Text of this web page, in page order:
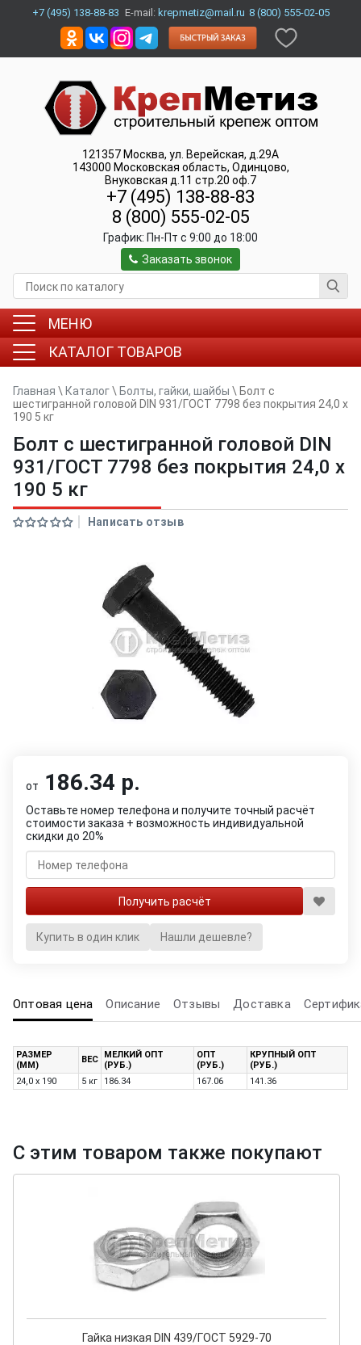
+7 (495) 138-88-83 E-mail: krepmetiz@mail.ru 8 (800) 555-02-05
121357 Москва, ул. Верейская, д.29А
143000 Московская область, Одинцово,
Внуковская д.11 стр.20 оф.7
+7 (495) 138-88-83
8 (800) 555-02-05
График: Пн-Пт c 9:00 до 18:00
Заказать звонок
МЕНЮ
КАТАЛОГ ТОВАРОВ
Главная \ Каталог\ Болты, гайки, шайбы \ Болт с
шестигранной головой DIN 931/ГОСТ 7798 без покрытия 24,0 х
190 5 кг
Болт с шестигранной головой DIN
931/ГОСТ 7798 без покрытия 24,0 х
190 5 кг
Написать отзыв
от 186.34 р.
Оставьте номер телефона и получите точный расчёт
стоимости заказа + возможность индивидуальной
скидки до 20%
Купить в один клик Нашли дешевле?
Оптовая цена Описание Отзывы Доставка
РАЗМЕР
(ММ)
ВЕС
МЕЛКИЙ ОПТ
(РУБ.)
ОПТ
(РУБ.)
КРУПНЫЙ ОПТ
(РУБ.)
24,0 х 190
5 кг 186.34 167.06 141.36
С этим товаром также покупают
Гайка низкая DIN 439/ГОСТ 5929-70